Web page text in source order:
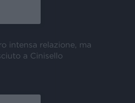
intensa relazione, ma
a Cinisello